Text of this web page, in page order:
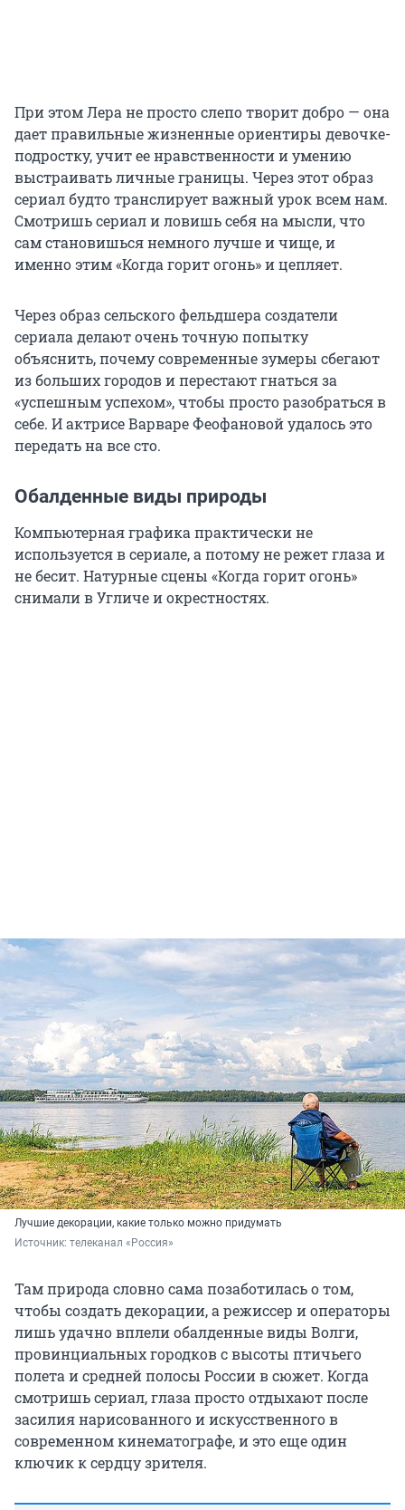
При этом Лера не просто слепо творит добро — она
дает правильные жизненные ориентиры девочке-
подростку, учит ее нравственности и умению
выстраивать личные границы. Через этот образ
сериал будто транслирует важный урок всем нам.
Смотришь сериал и ловишь себя на мысли, что
сам становишься немного лучше и чище, и
именно этим «Когда горит огонь» и цепляет.
Через образ сельского фельдшера создатели
сериала делают очень точную попытку
объяснить, почему современные зумеры сбегают
из больших городов и перестают гнаться за
«успешным успехом», чтобы просто разобраться в
себе. И актрисе Варваре Феофановой удалось это
передать на все сто.
Обалденные виды природы
Компьютерная графика практически не
используется в сериале, а потому не режет глаза и
не бесит. Натурные сцены «Когда горит огонь»
снимали в Угличе и окрестностях.
Лучшие декорации, какие только можно придумать
Источник: телеканал «Россия»
Там природа словно сама позаботилась о том,
чтобы создать декорации, а режиссер и операторы
лишь удачно вплели обалденные виды Волги,
провинциальных городков с высоты птичьего
полета и средней полосы России в сюжет. Когда
смотришь сериал, глаза просто отдыхают после
засилия нарисованного и искусственного в
современном кинематографе, и это еще один
ключик к сердцу зрителя.